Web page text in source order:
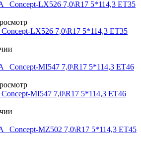
LX526 7,0\R17 5*114,3 ET35
MI547 7,0\R17 5*114,3 ET46